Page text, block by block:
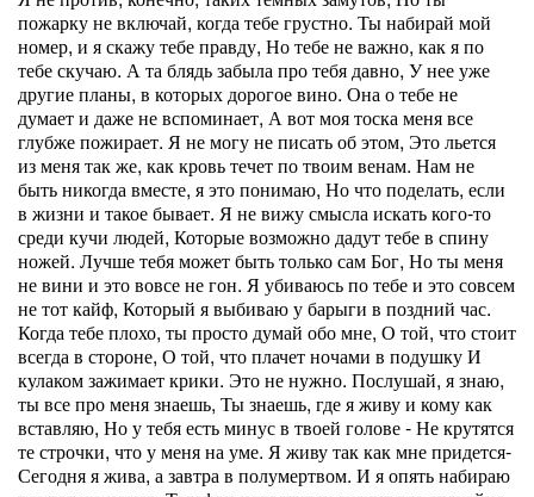
пожарку не включай, когда тебе грустно. Ты набирай мой
номер, и я скажу тебе правду, Но тебе не важно, как я по
тебе скучаю. А та блядь забыла про тебя давно, У нее уже
другие планы, в которых дорогое вино. Она о тебе не
думает и даже не вспоминает, А вот моя тоска меня все
глубже пожирает. Я не могу не писать об этом, Это льется
из меня так же, как кровь течет по твоим венам. Нам не
быть никогда вместе, я это понимаю, Но что поделать, если
в жизни и такое бывает. Я не вижу смысла искать кого-то
среди кучи людей, Которые возможно дадут тебе в спину
ножей. Лучше тебя может быть только сам Бог, Но ты меня
не вини и это вовсе не гон. Я убиваюсь по тебе и это совсем
не тот кайф, Который я выбиваю у барыги в поздний час.
Когда тебе плохо, ты просто думай обо мне, О той, что стоит
всегда в стороне, О той, что плачет ночами в подушку И
кулаком зажимает крики. Это не нужно. Послушай, я знаю,
ты все про меня знаешь, Ты знаешь, где я живу и кому как
вставляю, Но у тебя есть минус в твоей голове - Не крутятся
те строчки, что у меня на уме. Я живу так как мне придется-
Сегодня я жива, а завтра в полумертвом. И я опять набираю